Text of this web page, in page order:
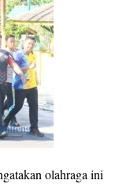
olahraga ini